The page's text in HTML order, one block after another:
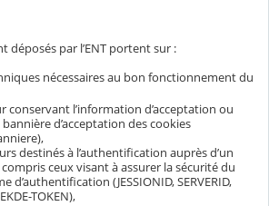
déposés par l’ENT portent sur :
nécessaires au bon fonctionnement du
conservant l’information d’acceptation ou
d’acceptation des cookies
destinés à l’authentification auprès d’un
ceux visant à assurer la sécurité du
d’authentification (JESSIONID, SERVERID,
TOKEN),